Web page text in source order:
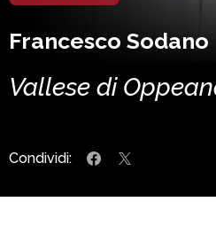
Francesco Sodano
Vallese di
Condividi: